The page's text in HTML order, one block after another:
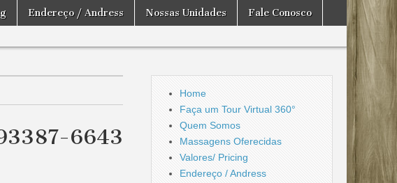
Endereço / Andress Nossas Unidades Fale Conosco
6643
Home
Faça um Tour Virtual 360°
Quem Somos
Massagens Oferecidas
Valores/ Pricing
Endereço / Andress